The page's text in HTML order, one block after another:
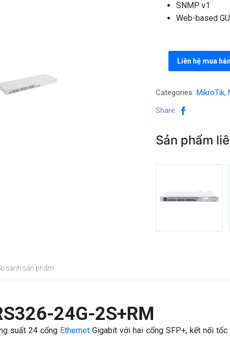
SNMP v1
Web-based GUI
Liên hệ mua
Categories: MikroTik,
Share:
Sản phẩm
sánh sản phẩm
24G-2S+RM
suất 24 cổng Ethernet Gigabit với hai cổng SFP+, kết nối